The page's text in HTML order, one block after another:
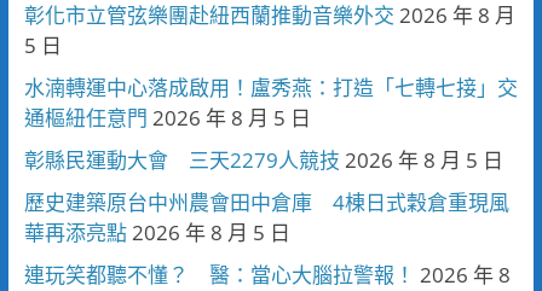
彰化市立管弦樂團赴紐西蘭推動音樂外交 2026 年 8 月
5 日
水湳轉運中心落成啟用！盧秀燕：打造「七轉七接」交
通樞紐任意門 2026 年 8 月 5 日
彰縣民運動大會 三天2279人競技 2026 年 8 月 5 日
歷史建築原台中州農會田中倉庫 4棟日式穀倉重現風
華再添亮點2026 年 8 月 5 日
連玩笑都聽不懂？ 醫：當心大腦拉警報！ 2026 年 8